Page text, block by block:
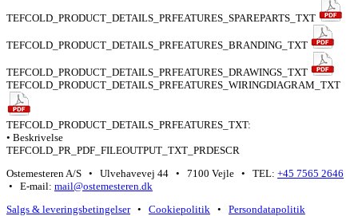
TEFCOLD_PRODUCT_DETAILS_PRFEATURES_SPAREPARTS_TXT
TEFCOLD_PRODUCT_DETAILS_PRFEATURES_BRANDING_TXT
TEFCOLD_PRODUCT_DETAILS_PRFEATURES_DRAWINGS_TXT
TEFCOLD_PRODUCT_DETAILS_PRFEATURES_WIRINGDIAGRAM_TXT
TEFCOLD_PRODUCT_DETAILS_PRFEATURES_TXT:
• Beskrivelse
TEFCOLD_PR_PDF_FILEOUTPUT_TXT_PRDESCR
Ostemesteren A/S • Ulvehavevej 44 • 7100 Vejle • TEL: +45 7565 2646
• E-mail: mail@ostemesteren.dk
Salgs & leveringsbetingelser• Cookiepolitik • Persondatapolitik